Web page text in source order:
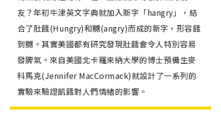
友？年初牛津英文字典就加入新字「hangry」，結
合了肚餓(Hungry)和嬲(angry)而成的新字，形容餓
到嬲。其實美國都有研究發現肚餓會令人特別容易
發脾氣。來自美國北卡羅來納大學的博士預備生麥
科馬克(Jennifer MacCormack)就設計了一系列的
實驗來驗證飢餓對人們情緒的影響。